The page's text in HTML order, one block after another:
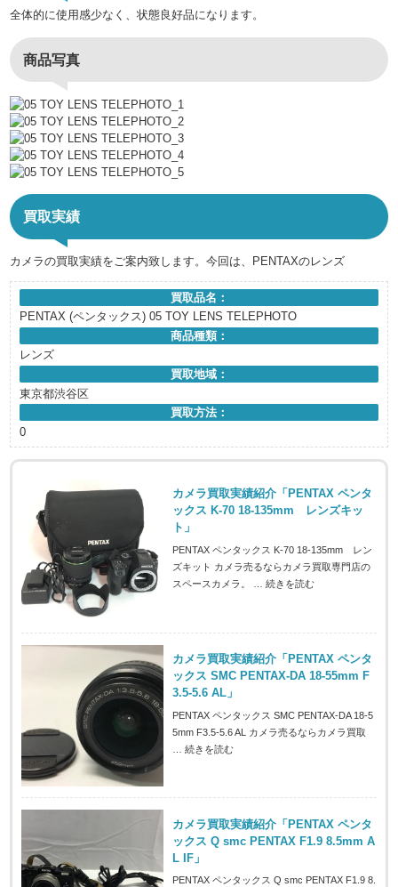
全体的に使用感少なく、状態良好品になります。
商品写真
買取実績
カメラの買取実績をご案内致します。今回は、PENTAXのレンズ
買取品名：
PENTAX (ペンタックス) 05 TOY LENS TELEPHOTO
商品種類：
レンズ
買取地域：
東京都渋谷区
買取方法：
0
カメラ買取実績紹介「PENTAX ペンタ
ックス K-70 18-135mm レンズキッ
ト」
PENTAX ペンタックス K-70 18-135mm レン
ズキット カメラ売るならカメラ買取専門店の
スペースカメラ。 …続きを読む
カメラ買取実績紹介「PENTAX ペンタ
ックス SMC PENTAX-DA 18-55mm F
3.5-5.6 AL」
PENTAX ペンタックス SMC PENTAX-DA 18-5
5mm F3.5-5.6 AL カメラ売るならカメラ買取
…続きを読む
カメラ買取実績紹介「PENTAX ペンタ
ックス Q smc PENTAX F1.9 8.5mm A
L IF」
PENTAX ペンタックス Q smc PENTAX F1.9 8.